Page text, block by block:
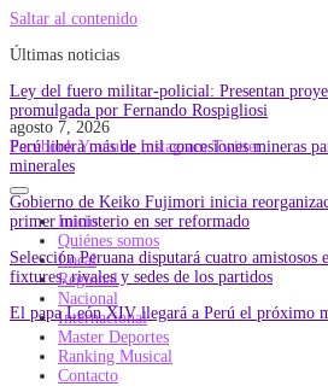
Saltar al contenido
Últimas noticias
Ley del fuero militar-policial: Presentan
promulgada por Fernando Rospigliosi
Perú libera más de mil concesiones mineras
minerales
Gobierno de Keiko Fujimori inicia
primer ministerio en ser reformado
Selección Peruana disputará cuatro amistosos
fixtures, rivales y sedes de los partidos
El papa León XIV llegará a Perú el próximo
agosto 7, 2026
Facebook Youtube Instagram Twitter
Inicio
Quiénes somos
Local
Regional
Nacional
Internacional
Master Deportes
Ranking Musical
Contacto